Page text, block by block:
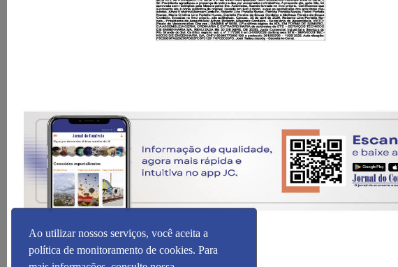
Ao utilizar nossos serviços, você aceita a
política de monitoramento de cookies. Para